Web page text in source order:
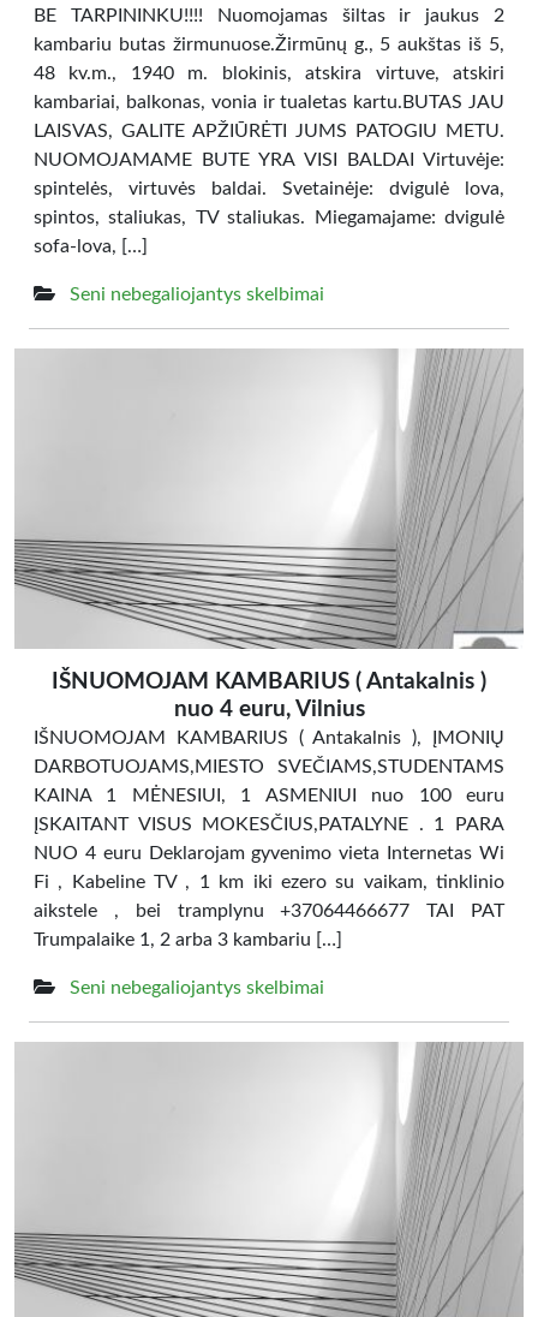
BE TARPININKU!!!! Nuomojamas šiltas ir jaukus 2
kambariu butas žirmunuose.Žirmūnų g., 5 aukštas iš 5,
48 kv.m., 1940 m. blokinis, atskira virtuve, atskiri
kambariai, balkonas, vonia ir tualetas kartu.BUTAS JAU
LAISVAS, GALITE APŽIŪRĖTI JUMS PATOGIU METU.
NUOMOJAMAME BUTE YRA VISI BALDAI Virtuvėje:
spintelės, virtuvės baldai. Svetainėje: dvigulė lova,
spintos, staliukas, TV staliukas. Miegamajame: dvigulė
sofa-lova, […]
Seni nebegaliojantys skelbimai
IŠNUOMOJAM KAMBARIUS ( Antakalnis )
nuo 4 euru, Vilnius
IŠNUOMOJAM KAMBARIUS ( Antakalnis ), ĮMONIŲ
DARBOTUOJAMS,MIESTO SVEČIAMS,STUDENTAMS
KAINA 1 MĖNESIUI, 1 ASMENIUI nuo 100 euru
ĮSKAITANT VISUS MOKESČIUS,PATALYNE . 1 PARA
NUO 4 euru Deklarojam gyvenimo vieta Internetas Wi
Fi , Kabeline TV , 1 km iki ezero su vaikam, tinklinio
aikstele , bei tramplynu +37064466677 TAI PAT
Trumpalaike 1, 2 arba 3 kambariu […]
Seni nebegaliojantys skelbimai